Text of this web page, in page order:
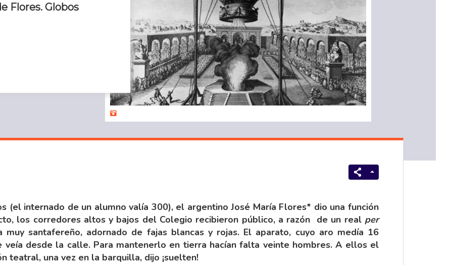
Flores. Globos
(el internado de un alumno valía 300), el argentino José María Flores* dio una función
los corredores altos y bajos del Colegio recibieron público, a razón de un real per
santafereño, adornado de fajas blancas y rojas. El aparato, cuyo aro medía 16
veía desde la calle. Para mantenerlo en tierra hacían falta veinte hombres. A ellos el
teatral, una vez en la barquilla, dijo ¡suelten!